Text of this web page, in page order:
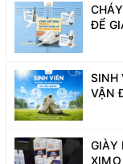
ĐỂ
SINH
VẬN
GIÀY
XIMO